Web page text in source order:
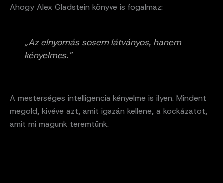
Ahogy Alex Gladstein könyve is fogalmaz:
„Az elnyomás sosem látványos, hanem
kényelmes.”
A mesterséges intelligencia kényelme is ilyen. Mindent
megold, kivéve azt, amit igazán kellene, a kockázatot,
amit mi magunk teremtünk.